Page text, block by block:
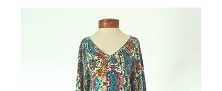
Renta
Es una empresa dedicada al diseño y
confección de trajes de Alta Moda y Pret
à Porte para Damas.